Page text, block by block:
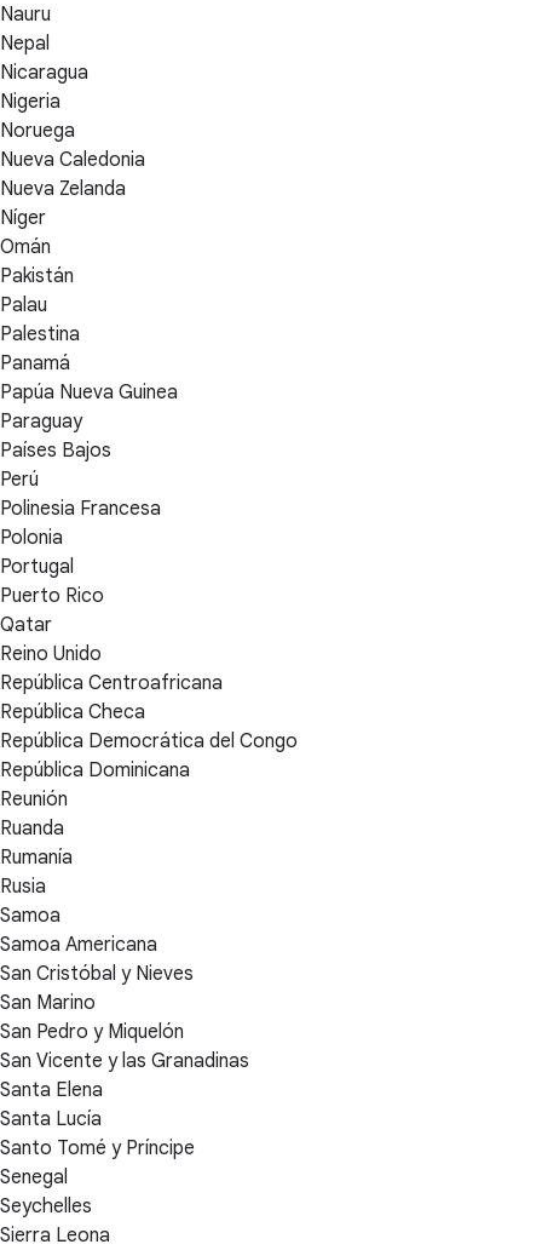
Nauru
Nepal
Nicaragua
Nigeria
Noruega
Nueva Caledonia
Nueva Zelanda
Níger
Omán
Pakistán
Palau
Palestina
Panamá
Papúa Nueva Guinea
Paraguay
Países Bajos
Perú
Polinesia Francesa
Polonia
Portugal
Puerto Rico
Qatar
Reino Unido
República Centroafricana
República Checa
República Democrática del Congo
República Dominicana
Reunión
Ruanda
Rumanía
Rusia
Samoa
Samoa Americana
San Cristóbal y Nieves
San Marino
San Pedro y Miquelón
San Vicente y las Granadinas
Santa Elena
Santa Lucía
Santo Tomé y Príncipe
Senegal
Seychelles
Sierra Leona